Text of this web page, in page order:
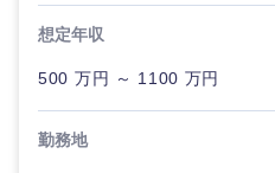
想定年収
500 万円 ～ 1100 万円
勤務地